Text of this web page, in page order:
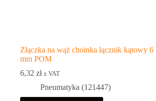
Złączka na wąż choinka łącznik kątowy 6
mm POM
6,32 zł z VAT
Pneumatyka (121447)